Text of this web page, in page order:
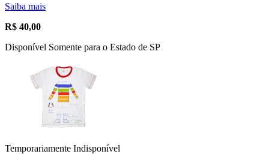
Saiba mais
R$ 40,00
Disponível Somente para o Estado de SP
Temporariamente Indisponível